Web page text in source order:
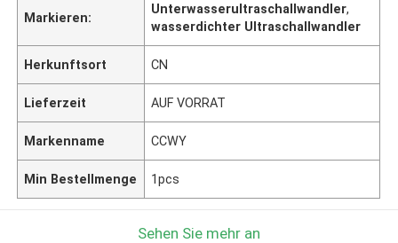
Markieren:
Unterwasserultraschallwandler,
wasserdichter Ultraschallwandler
Herkunftsort CN
Lieferzeit AUF VORRAT
Markenname CCWY
Min Bestellmenge 1pcs
Sehen Sie mehr an